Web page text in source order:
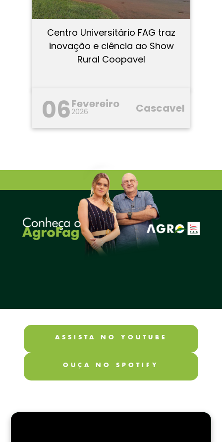
Centro Universitário FAG traz
inovação e ciência ao Show
Rural Coopavel
06Fevereiro
2026 Cascavel
ASSISTA NO YOUTUBE
OUÇA NO SPOTIFY